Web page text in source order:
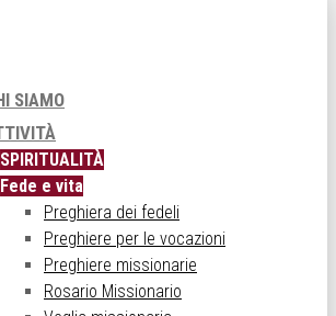
SIAMO
SPIRITUALITÀ
Fede e vita
Preghiera dei fedeli
Preghiere per le vocazioni
Preghiere missionarie
Rosario Missionario